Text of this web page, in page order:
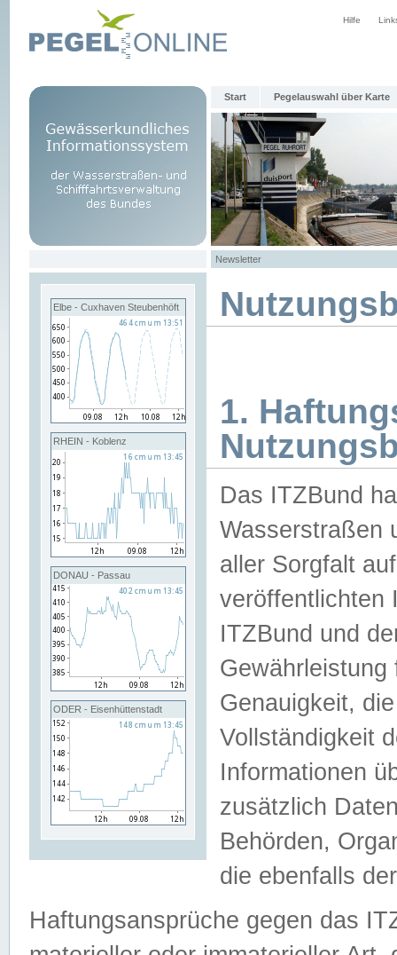
Hilfe
Start Pegelauswahl über Karte
Newsletter
Elbe - Cuxhaven Steubenhöft
RHEIN - Koblenz
DONAU - Passau
ODER - Eisenhüttenstadt
1.
Das ITZBund
Wasserstraßen
aller Sorgfalt
veröffentlichten
ITZBund und
Genauigkeit,
Vollständigkeit
Informationen
zusätzlich
Behörden,
die ebenfalls
Haftungsansprüche gegen das